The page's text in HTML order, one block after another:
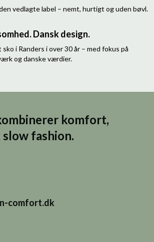
vedlagte label – nemt, hurtigt og uden bøvl.
Dansk design.
i Randers i over 30 år – med fokus på
og danske værdier.
komfort,
fashion.
comfort.dk